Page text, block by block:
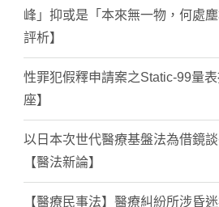
峰」抑或是「本來無一物，何處
評析】
性罪犯假釋申請案之Static-99量
座】
以日本次世代醫療基盤法為借鏡
【醫法新論】
【醫療民事法】醫療糾紛所涉昏